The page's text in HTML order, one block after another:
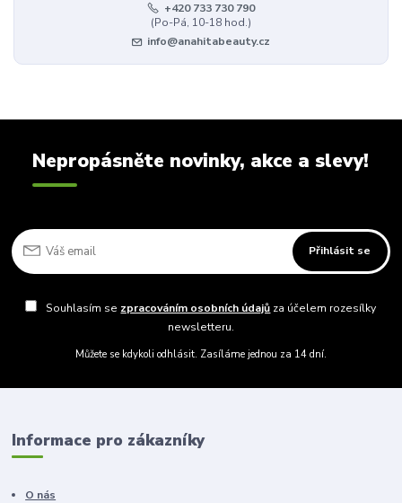
+420 733 730 790
(Po-Pá, 10-18 hod.)
info@anahitabeauty.cz
Nepropásněte novinky, akce a slevy!
Přihlásit se
Souhlasím se zpracováním osobních údajů za účelem rozesílky
newsletteru.
Můžete se kdykoli odhlásit. Zasíláme jednou za 14 dní.
Informace pro zákazníky
O nás